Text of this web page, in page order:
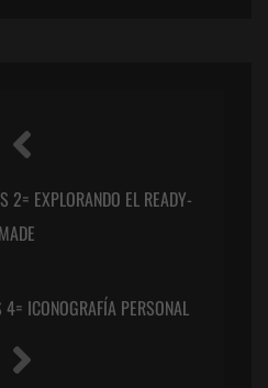
2= EXPLORANDO EL READY-
MADE
ICONOGRAFÍA PERSONAL